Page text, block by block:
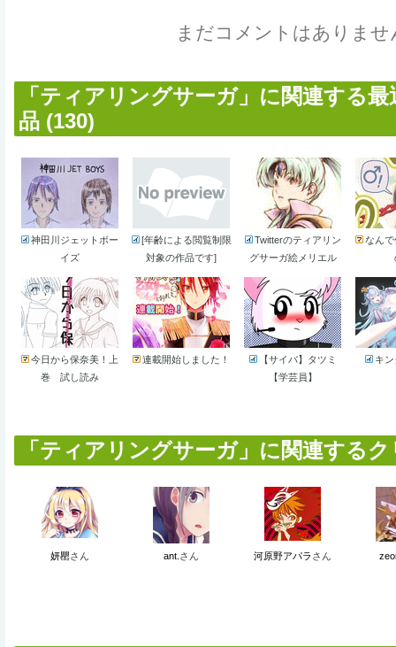
まだコメントはありませ
「ティアリングサーガ」に関連する
品 (130)
神田川ジェットボー
イズ
[年齢による閲覧制限
対象の作品です]
Twitterのティアリン
グサーガ絵メリエル
なん
今日から保奈美！上
巻 試し読み
連載開始しました！
【サイバ】タツミ
【学芸員】
キ
「ティアリングサーガ」に関連する
妍罌さん ant. さん 河原野アパラ さん